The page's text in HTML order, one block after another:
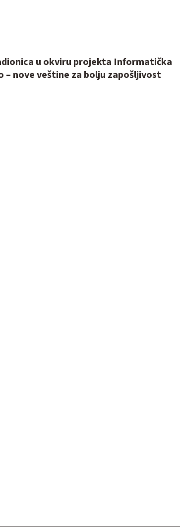
u okviru projekta Informatička
nove veštine za bolju zapošljivost